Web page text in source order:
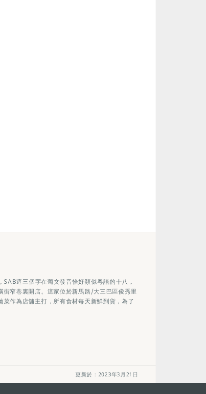
這三個字在葡文發音恰好類似粵語的十八，
窄巷裏開店。這家位於新馬路/大三巴區俊秀里
作為店舖主打，所有食材每天新鮮到貨，為了
更新於：2023年3月21日